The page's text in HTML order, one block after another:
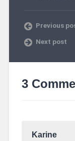
Previous
Next post
3
Karine